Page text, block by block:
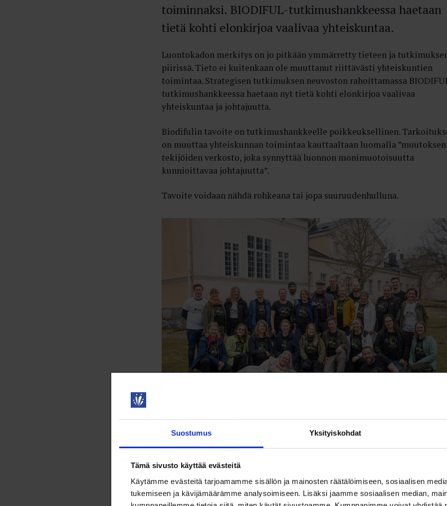
Suostumus Yksityiskohdat
Tämä sivusto käyttää evästeitä
Käytämme evästeitä tarjoamamme sisällön ja mainosten räätälöimiseen, sosiaalisen
tukemiseen ja kävijämäärämme analysoimiseen. Lisäksi jaamme sosiaalisen median,
toiminnaksi. BIODIFUL-tutkimushankkeessa haetaan
tietä kohti elonkirjoa vaalivaa yhteiskuntaa.
Luontokadon merkitys on jo pitkään ymmärretty tieteen ja
piirissä. Tieto ei kuitenkaan ole muuttanut riittävästi yhteiskuntien
toimintaa. Strategisen tutkimuksen neuvoston rahoittamassa
tutkimushankkeessa haetaan nyt tietä kohti elonkirjoa vaalivaa
yhteiskuntaa ja johtajuutta.
Biodifulin tavoite on tutkimushankkeelle poikkeuksellinen.
on muuttaa yhteiskunnan toimintaa kauttaaltaan luomalla ”muutoksen
tekijöiden verkosto, joka synnyttää luonnon monimuotoisuutta
kunnioittavaa johtajuutta”.
Tavoite voidaan nähdä rohkeana tai jopa suuruudenhulluna.
Biodiful-hankkeen tutkimusryhmä Seilissä. Klikkaa kuva isommaksi.
luontovaltuutetun viran perustamisesta ja kansallisen luontostrategian
kytkemisestä konkreettisiin toimenpiteisiin ja turvallisuusstrategiaan.
Hankkeen omassa politiikkasuosituksessa todetaan, ettei